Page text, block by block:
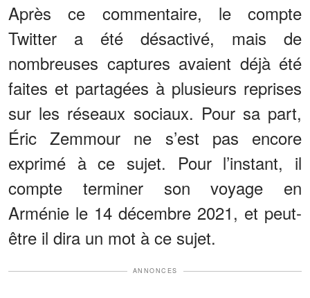
Après ce commentaire, le compte
Twitter a été désactivé, mais de
nombreuses captures avaient déjà été
faites et partagées à plusieurs reprises
sur les réseaux sociaux. Pour sa part,
Éric Zemmour ne s’est pas encore
exprimé à ce sujet. Pour l’instant, il
compte terminer son voyage en
Arménie le 14 décembre 2021, et peut-
être il dira un mot à ce sujet.
ANNONCES